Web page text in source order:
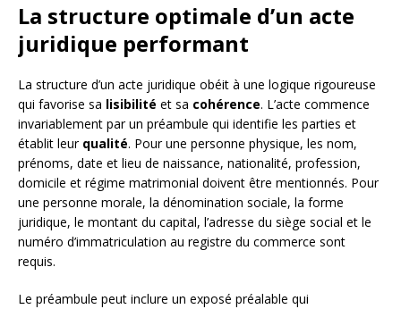
La structure optimale d’un acte
juridique performant
La structure d’un acte juridique obéit à une logique rigoureuse
qui favorise sa lisibilité et sa cohérence. L’acte commence
invariablement par un préambule qui identifie les parties et
établit leur qualité. Pour une personne physique, les nom,
prénoms, date et lieu de naissance, nationalité, profession,
domicile et régime matrimonial doivent être mentionnés. Pour
une personne morale, la dénomination sociale, la forme
juridique, le montant du capital, l’adresse du siège social et le
numéro d’immatriculation au registre du commerce sont
requis.
Le préambule peut inclure un exposé préalable qui